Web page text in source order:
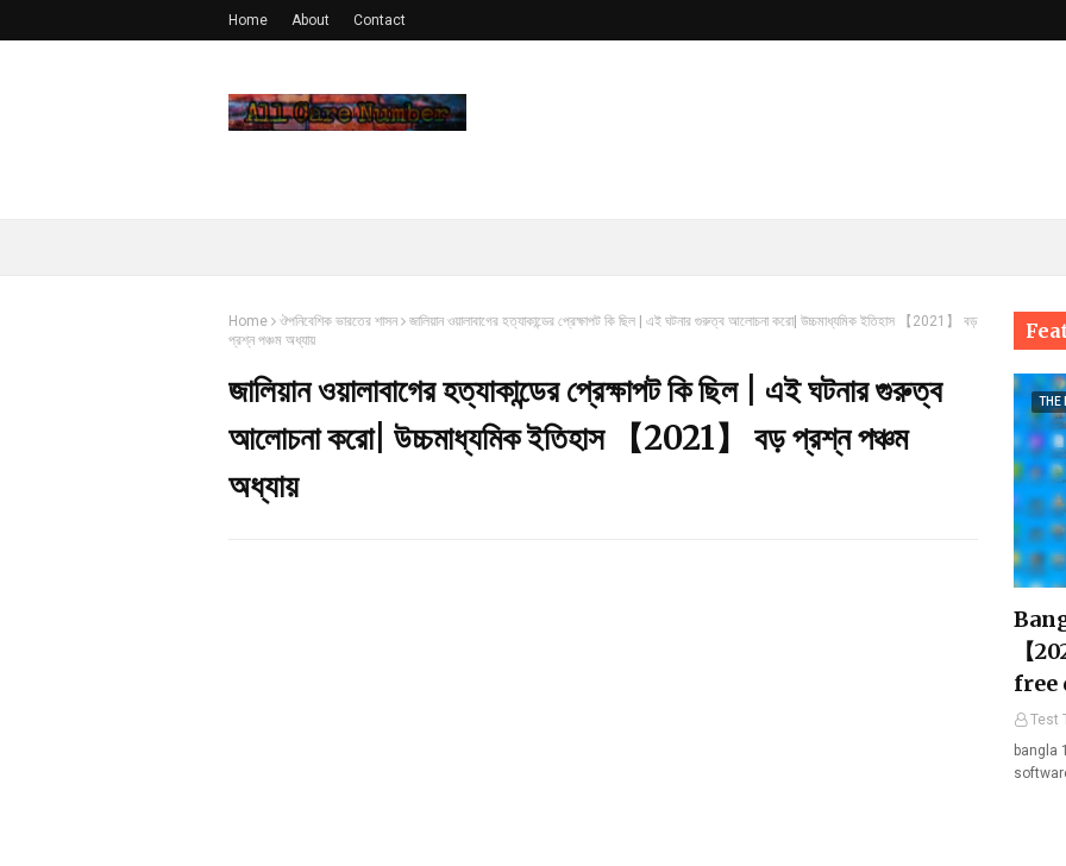
Home About Contact
Home ঔপনিবেশিক ভারতের শাসন
জালিয়ান ওয়ালাবাগের হত্যাকান্ডের প্রেক্ষাপট কি ছিল | এই ঘটনার গুরুত্ব আলোচনা করো| উচ্চমাধ্যমিক ইতিহাস 【2021】 বড়
প্রশ্ন পঞ্চম অধ্যায়
জালিয়ান ওয়ালাবাগের হত্যাকান্ডের প্রেক্ষাপট কি ছিল | এই ঘটনার গুরুত্ব
আলোচনা করো| উচ্চমাধ্যমিক ইতিহাস 【2021】 বড় প্রশ্ন পঞ্চম
অধ্যায়
THE
【
free
Test
bangla